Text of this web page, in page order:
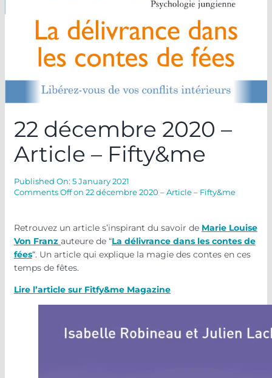
22 décembre 2020 –
Article – Fifty&me
Published On: 5 January 2021
Comments Offon 22 décembre 2020 – Article – Fifty&me
Retrouvez un article s’inspirant du savoir de Marie Louise
Von Franz auteure de “La délivrance dans les contes de
fées“. Un article qui explique la magie des contes en ces
temps de fêtes.
Lire l’article sur Fitfy&me Magazine